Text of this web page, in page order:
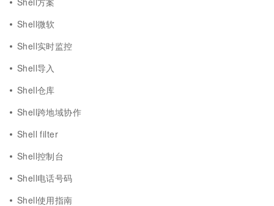
Shell微软
Shell实时监控
Shell导入
Shell仓库
Shell跨地域协作
Shell filter
Shell控制台
Shell电话号码
Shell使用指南